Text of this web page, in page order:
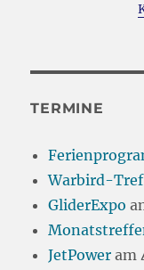
TERMINE
Warbird-
GliderExpo
JetPower am